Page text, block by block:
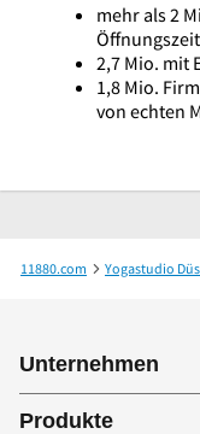
mehr als 2
2,7 Mio. mit
1,8 Mio.
von echten
11880.com Yogastudio
Unternehmen
Produkte